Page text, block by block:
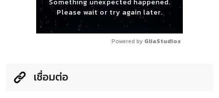
Something unexpected happened.
Please wait or try again later.
Powered by GliaStudios
เชื่อมต่อ